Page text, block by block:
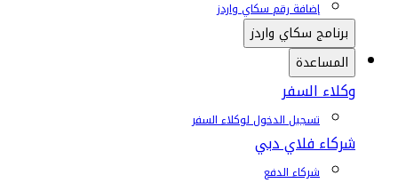
إضافة رقم سكاي واردز
برنامج سكاي واردز
المساعدة
وكلاء السفر
تسجيل الدخول لوكلاء السفر
شركاء فلاي دبي
شركاء الدفع